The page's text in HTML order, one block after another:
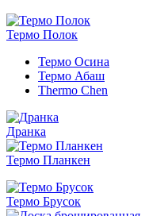
Термо Полок
Термо Осина
Термо Абаш
Thermo Chen
Дранка
Термо Планкен
Термо Брусок